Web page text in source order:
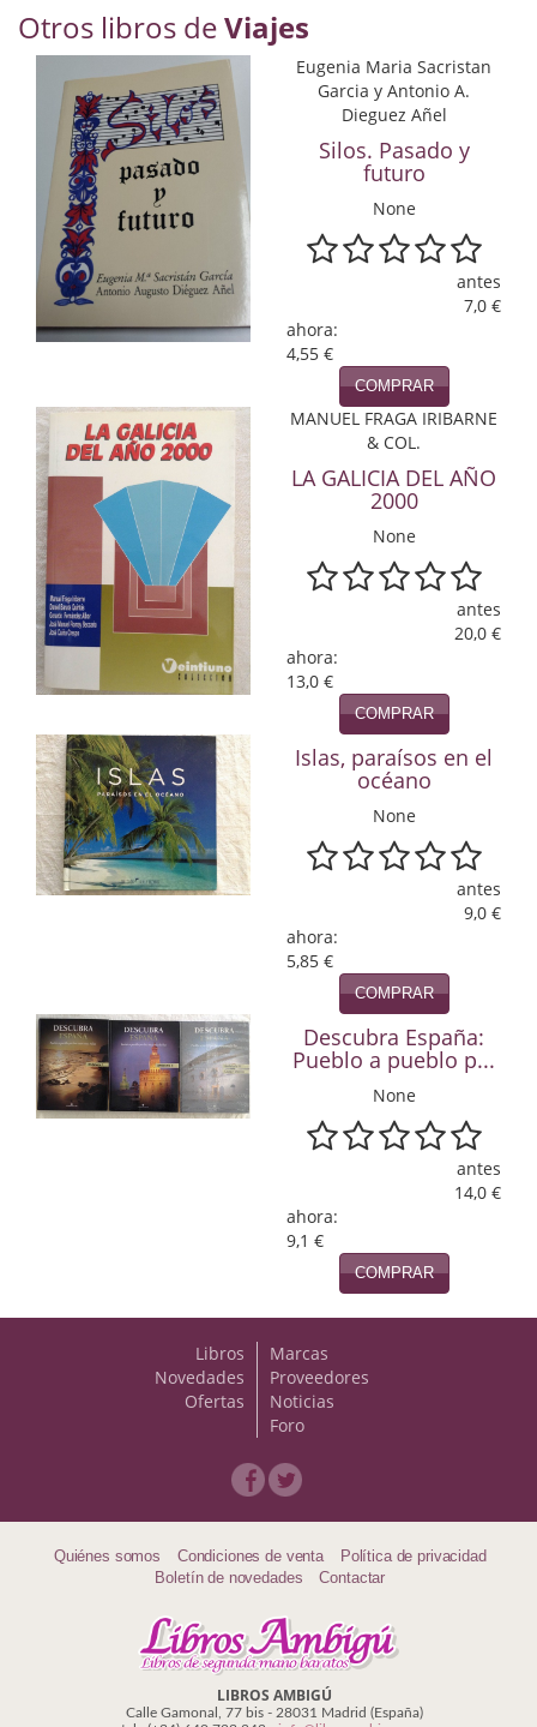
Divulgación científica
Economía
Enciclopedias
Ensayo
Ensayo literario
Filosofía
Física y química
Guerra Civil Española
Historia
historia
Infantil y juvenil
Infantil y juvenil. Nuevo!!
Infantil y juvenil. Nuevo!!!
Informática
Literatura fantástica
Literatura hispanoamericana
Matemáticas
Medicina
Papás, Mamás, Bebés…
Otros libros deViajes
Eugenia Maria Sacristan
Garcia y Antonio A.
Dieguez Añel
Silos. Pasado y
futuro
None
antes
7,0 €
ahora:
4,55 €
COMPRAR
MANUEL FRAGA IRIBARNE
& COL.
LA GALICIA DEL AÑO
2000
None
antes
20,0 €
ahora:
13,0 €
COMPRAR
Islas, paraísos en el
océano
None
antes
9,0 €
ahora:
5,85 €
COMPRAR
Descubra España:
Pueblo a pueblo p...
None
antes
14,0 €
ahora:
9,1 €
COMPRAR
Libros
Novedades
Ofertas
Marcas
Proveedores
Noticias
Foro
Quiénes somos Condiciones de venta
Política de privacidad
Boletín de novedades
Contactar
LIBROS AMBIGÚ
Calle Gamonal, 77 bis - 28031 Madrid (España)